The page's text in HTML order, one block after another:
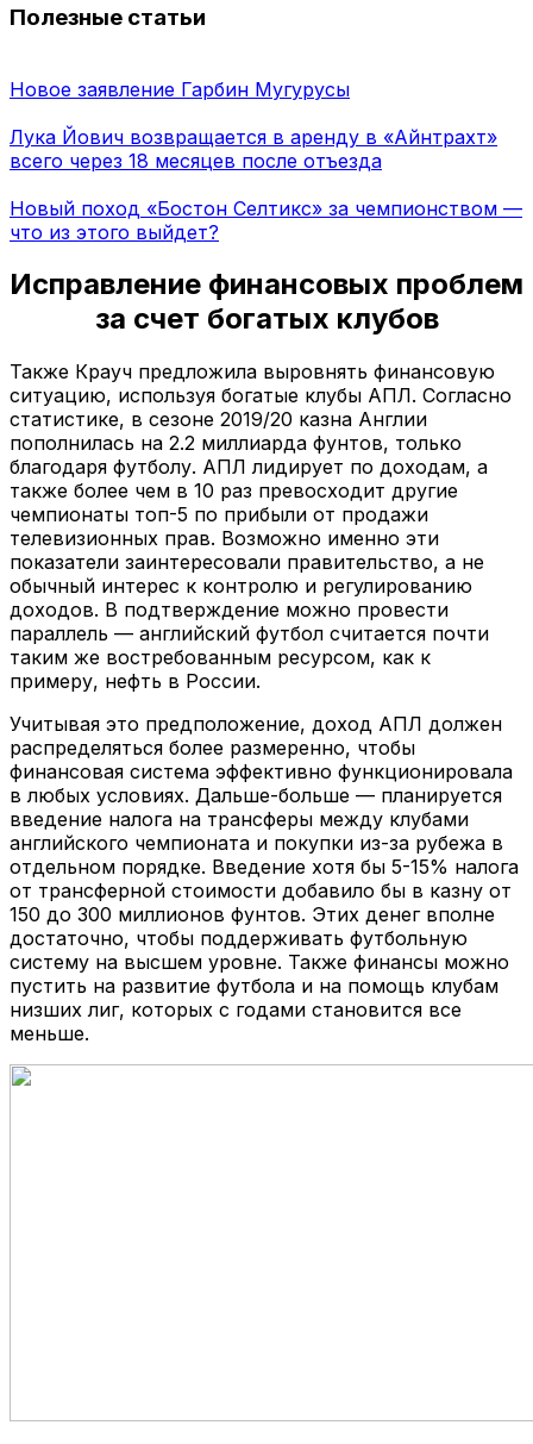
Полезные статьи
Новое заявление Гарбин Мугурусы
Лука Йович возвращается в аренду в «Айнтрахт»
всего через 18 месяцев после отъезда
Новый поход «Бостон Селтикс» за чемпионством —
что из этого выйдет?
Исправление финансовых проблем
за счет богатых клубов
Также Крауч предложила выровнять финансовую
ситуацию, используя богатые клубы АПЛ. Согласно
статистике, в сезоне 2019/20 казна Англии
пополнилась на 2.2 миллиарда фунтов, только
благодаря футболу. АПЛ лидирует по доходам, а
также более чем в 10 раз превосходит другие
чемпионаты топ-5 по прибыли от продажи
телевизионных прав. Возможно именно эти
показатели заинтересовали правительство, а не
обычный интерес к контролю и регулированию
доходов. В подтверждение можно провести
параллель — английский футбол считается почти
таким же востребованным ресурсом, как к
примеру, нефть в России.
Учитывая это предположение, доход АПЛ должен
распределяться более размеренно, чтобы
финансовая система эффективно функционировала
в любых условиях. Дальше-больше — планируется
введение налога на трансферы между клубами
английского чемпионата и покупки из-за рубежа в
отдельном порядке. Введение хотя бы 5-15% налога
от трансферной стоимости добавило бы в казну от
150 до 300 миллионов фунтов. Этих денег вполне
достаточно, чтобы поддерживать футбольную
систему на высшем уровне. Также финансы можно
пустить на развитие футбола и на помощь клубам
низших лиг, которых с годами становится все
меньше.